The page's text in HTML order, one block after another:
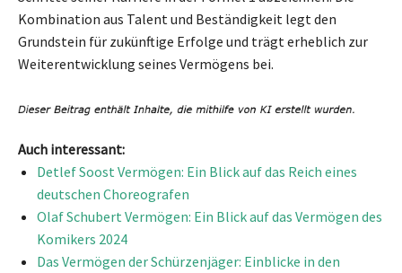
Kombination aus Talent und Beständigkeit legt den
Grundstein für zukünftige Erfolge und trägt erheblich zur
Weiterentwicklung seines Vermögens bei.
Auch interessant:
Detlef Soost Vermögen: Ein Blick auf das Reich eines
deutschen Choreografen
Olaf Schubert Vermögen: Ein Blick auf das Vermögen des
Komikers 2024
Das Vermögen der Schürzenjäger: Einblicke in den